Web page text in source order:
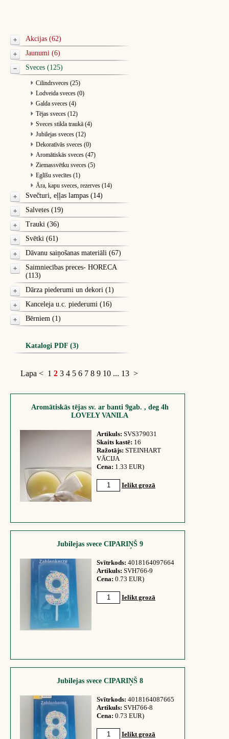
Akcijas (62)
Jaunumi (6)
Sveces (125)
Cilindrsveces (25)
Lodveida sveces (0)
Galda sveces (4)
Tējas sveces (12)
Sveces stikla traukā (4)
Jubilejas sveces (12)
Dekoratīvās sveces (0)
Aromātiskās sveces (47)
Ziemassvētku sveces (5)
Eglīšu svecītes (1)
Āra, kapu sveces, rezerves (14)
Svečturi, eļļas lampas (14)
Salvetes (19)
Trauki (36)
Svētki (61)
Dāvanu saiņošanas materiāli (67)
Saimniecības preces- HORECA
(113)
Dārza piederumi un dekori (1)
Kanceleja u.c. piederumi (16)
Bērniem (1)
Katalogi PDF (3)
Lapa < 1 2 3 4 5 6 7 8 9 10 ... 13 >
Aromātiskās tējas sv. ar banti 9gab. , deg 4h
LOVELY VANILA
Artikuls: SVS379031
Skaits kastē: 16
Ražotājs: STEINHART
VĀCIJA
Cena: 1.33 EUR)
Ielikt grozā
Jubilejas svece CIPARIŅŠ 9
Svītrkods: 4018164097664
Artikuls: SVH766-9
Cena: 0.73 EUR)
Ielikt grozā
Jubilejas svece CIPARIŅŠ 8
Svītrkods: 4018164087665
Artikuls: SVH766-8
Cena: 0.73 EUR)
Ielikt grozā